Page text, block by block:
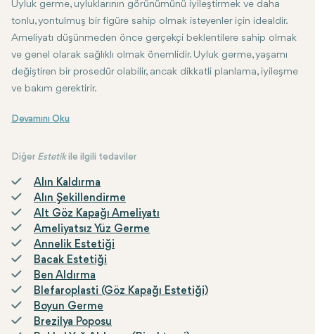
Uyluk germe, uyluklarının görünümünü iyileştirmek ve daha
tonlu, yontulmuş bir figüre sahip olmak isteyenler için idealdir.
Ameliyatı düşünmeden önce gerçekçi beklentilere sahip olmak
ve genel olarak sağlıklı olmak önemlidir. Uyluk germe, yaşamı
değiştiren bir prosedür olabilir, ancak dikkatli planlama, iyileşme
ve bakım gerektirir.
Uyluk germe yaptırmayı düşünüyorsanız, vücut şekillendirmede
Sonuç: Güven ve Konturlar için Uyluk Germe
Bu nedenle uyluk germe, uyluklarında fazla deri veya yağ
Diğer Estetikile ilgili tedaviler
Alın Kaldırma
Alın Şekillendirme
Alt Göz Kapağı Ameliyatı
Ameliyatsız Yüz Germe
Annelik Estetiği
Bacak Estetiği
Ben Aldırma
Blefaroplasti (Göz Kapağı Estetiği)
Boyun Germe
Brezilya Poposu